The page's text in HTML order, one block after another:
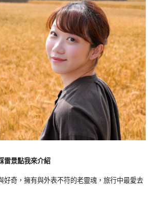
雷景點我來介紹
好奇，擁有與外表不符的老靈魂，旅行中最愛去